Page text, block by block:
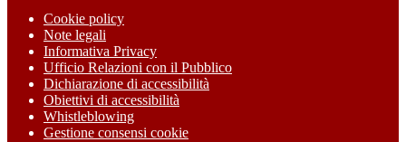
Cookie policy
Note legali
Informativa Privacy
Ufficio Relazioni con il Pubblico
Dichiarazione di accessibilità
Obiettivi di accessibilità
Whistleblowing
Gestione consensi cookie